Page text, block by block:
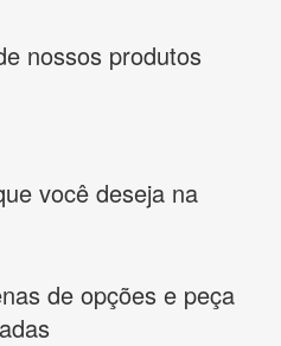
nossos produtos
você deseja na
de opções e peça